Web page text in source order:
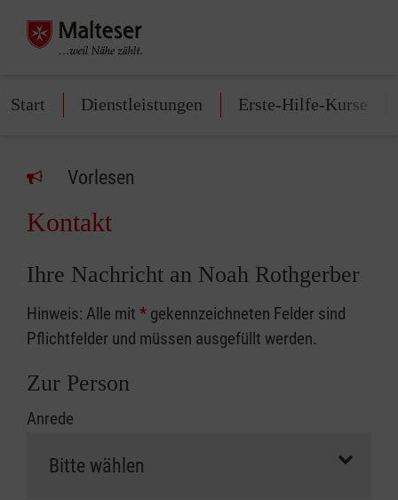
Start Dienstleistungen Erste-Hilfe-Kurse
Vorlesen
Kontakt
Ihre Nachricht an Noah Rothgerber
Hinweis: Alle mit * gekennzeichneten Felder sind
Pflichtfelder und müssen ausgefüllt werden.
Zur Person
Anrede